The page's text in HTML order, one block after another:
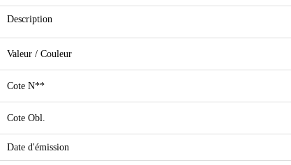
Description
Valeur / Couleur
Cote N**
Cote Obl.
Date d'émission